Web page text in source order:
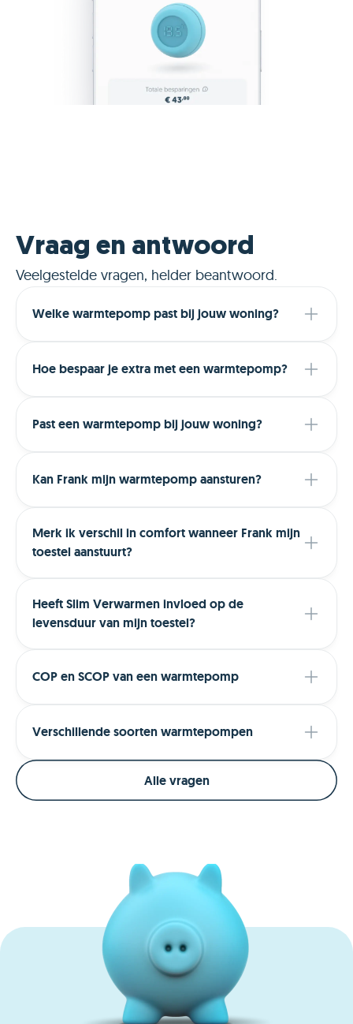
Vraag en antwoord
Veelgestelde vragen, helder beantwoord.
Welke warmtepomp past bij jouw woning?
Hoe bespaar je extra met een warmtepomp?
Past een warmtepomp bij jouw woning?
Kan Frank mijn warmtepomp aansturen?
Merk ik verschil in comfort wanneer Frank mijn
toestel aanstuurt?
Heeft Slim Verwarmen invloed op de
levensduur van mijn toestel?
COP en SCOP van een warmtepomp
Verschillende soorten warmtepompen
Alle vragen